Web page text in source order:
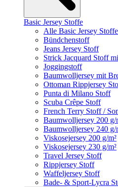
Basic Jersey Stoffe
Alle Basic Jersey
Bündchenstoff
Jeans Jersey Stoff
Strick Jacquard Stoff
Joggingstoff
Baumwolljersey mit
Ottoman Rippjersey
Punta di Milano Stoff
Scuba Crêpe Stoff
French Terry Stoff /
Baumwolljersey 200 g/
Baumwolljersey 240 g/
Viskosejersey 200 g/m²
Viskosejersey 230 g/m²
Travel Jersey Stoff
Rippjersey Stoff
Waffeljersey Stoff
Bade- & Sport-Lycra